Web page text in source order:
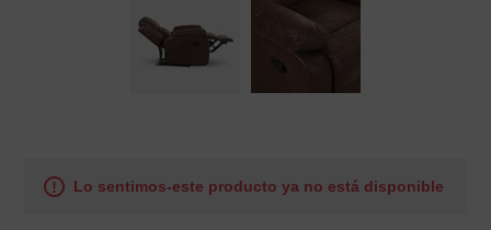
Lo sentimos-este producto ya no está disponible